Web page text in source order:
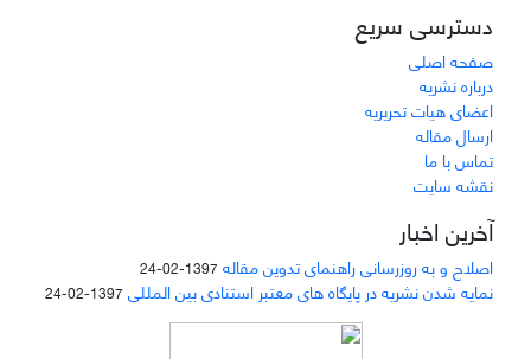
دسترسی سریع
صفحه اصلی
درباره نشریه
اعضای هیات تحریریه
ارسال مقاله
تماس با ما
نقشه سایت
آخرین اخبار
اصلاح و به روزرسانی راهنمای تدوین مقاله 1397-02-24
نمایه شدن نشریه در پایگاه های معتبر استنادی بین المللی 1397-02-24